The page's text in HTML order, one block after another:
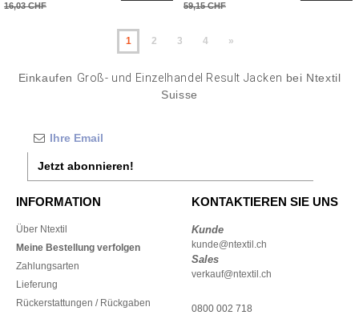
16,03 CHF 59,15 CHF
1 2 3 4 »
Einkaufen Groß- und Einzelhandel Result Jacken bei Ntextil
Suisse
Jetzt abonnieren!
INFORMATION
Über Ntextil
Meine Bestellung verfolgen
Zahlungsarten
Lieferung
Rückerstattungen / Rückgaben
KONTAKTIEREN SIE UNS
Kunde
kunde@ntextil.ch
Sales
verkauf@ntextil.ch
0800 002 718